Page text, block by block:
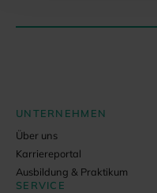
UNTERNEHMEN
Über uns
Karriereportal
Ausbildung & Praktikum
SERVICE